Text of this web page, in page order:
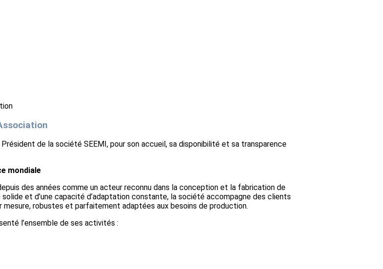
de la société SEEMI, pour son accueil, sa disponibilité et sa transparence
mondiale
des années comme un acteur reconnu dans la conception et la fabrication de
et d’une capacité d’adaptation constante, la société accompagne des clients
robustes et parfaitement adaptées aux besoins de production.
l’ensemble de ses activités :